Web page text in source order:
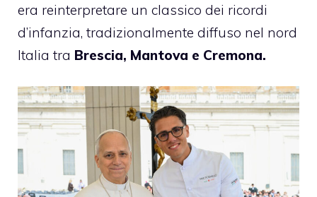
era reinterpretare un classico dei ricordi
d’infanzia, tradizionalmente diffuso nel nord
Italia tra Brescia, Mantova e Cremona.